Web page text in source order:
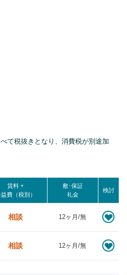
て税抜きとなり、消費税が別途加
賃料 +
費（税別）
敷･保証
礼金
検討
相談 12ヶ月/無
相談 12ヶ月/無